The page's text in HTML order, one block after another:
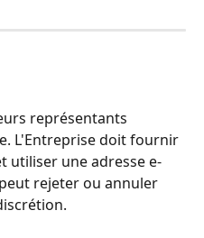
représentants
L'Entreprise doit fournir
utiliser une adresse e-
rejeter ou annuler